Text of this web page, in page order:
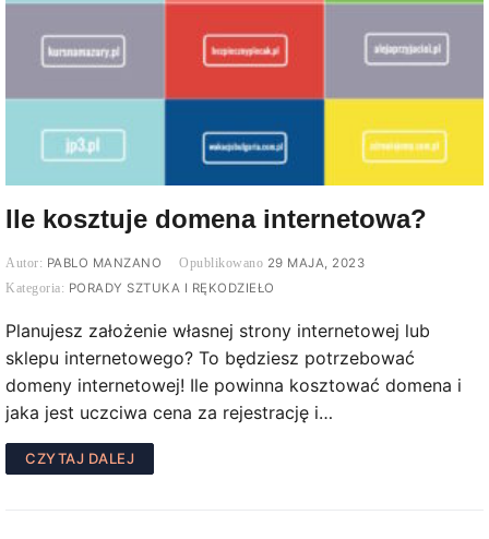
Ile kosztuje domena internetowa?
PABLO MANZANO
29 MAJA, 2023
PORADY SZTUKA I RĘKODZIEŁO
Planujesz założenie własnej strony internetowej lub
sklepu internetowego? To będziesz potrzebować
domeny internetowej! Ile powinna kosztować domena i
jaka jest uczciwa cena za rejestrację i…
CZYTAJ DALEJ